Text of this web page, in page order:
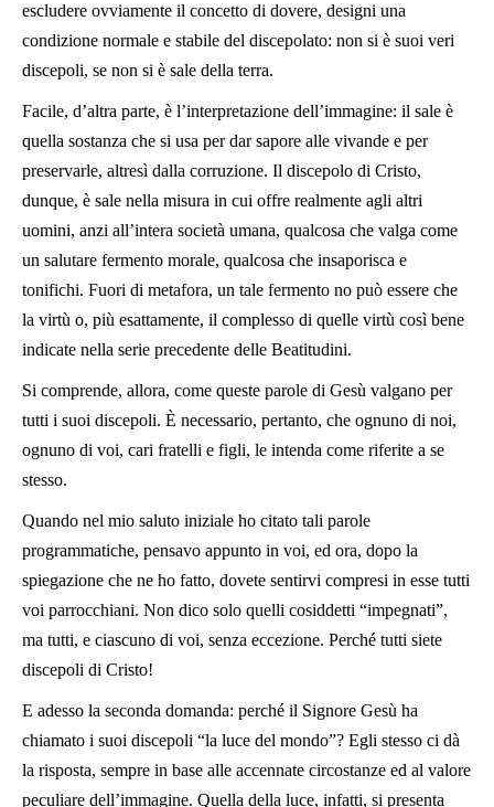
escludere ovviamente il concetto di dovere, designi una
condizione normale e stabile del discepolato: non si è suoi veri
discepoli, se non si è sale della terra.
Facile, d’altra parte, è l’interpretazione dell’immagine: il sale è
quella sostanza che si usa per dar sapore alle vivande e per
preservarle, altresì dalla corruzione. Il discepolo di Cristo,
dunque, è sale nella misura in cui offre realmente agli altri
uomini, anzi all’intera società umana, qualcosa che valga come
un salutare fermento morale, qualcosa che insaporisca e
tonifichi. Fuori di metafora, un tale fermento no può essere che
la virtù o, più esattamente, il complesso di quelle virtù così bene
indicate nella serie precedente delle Beatitudini.
Si comprende, allora, come queste parole di Gesù valgano per
tutti i suoi discepoli. È necessario, pertanto, che ognuno di noi,
ognuno di voi, cari fratelli e figli, le intenda come riferite a se
stesso.
Quando nel mio saluto iniziale ho citato tali parole
programmatiche, pensavo appunto in voi, ed ora, dopo la
spiegazione che ne ho fatto, dovete sentirvi compresi in esse tutti
voi parrocchiani. Non dico solo quelli cosiddetti “impegnati”,
ma tutti, e ciascuno di voi, senza eccezione. Perché tutti siete
discepoli di Cristo!
E adesso la seconda domanda: perché il Signore Gesù ha
chiamato i suoi discepoli “la luce del mondo”? Egli stesso ci dà
la risposta, sempre in base alle accennate circostanze ed al valore
peculiare dell’immagine. Quella della luce, infatti, si presenta